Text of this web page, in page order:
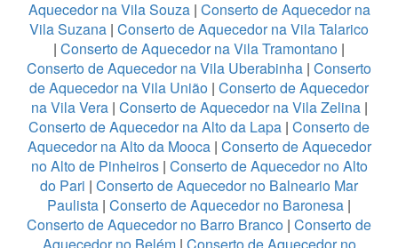
Aquecedor na Vila Souza| Conserto de Aquecedor na
Vila Suzana | Conserto de Aquecedor na Vila Talarico
| Conserto de Aquecedor na Vila Tramontano |
Conserto de Aquecedor na Vila Uberabinha | Conserto
de Aquecedor na Vila União | Conserto de Aquecedor
na Vila Vera| Conserto de Aquecedor na Vila Zelina|
Conserto de Aquecedor na Alto da Lapa | Conserto de
Aquecedor na Alto da Mooca| Conserto de Aquecedor
no Alto de Pinheiros| Conserto de Aquecedor no Alto
do Pari | Conserto de Aquecedor no Balneario Mar
Paulista | Conserto de Aquecedor no Baronesa |
Conserto de Aquecedor no Barro Branco | Conserto de